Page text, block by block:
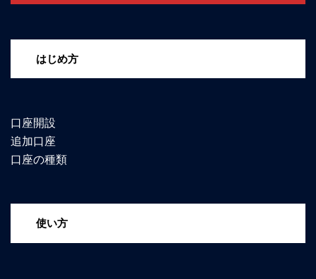
はじめ方
口座開設
追加口座
口座の種類
使い方